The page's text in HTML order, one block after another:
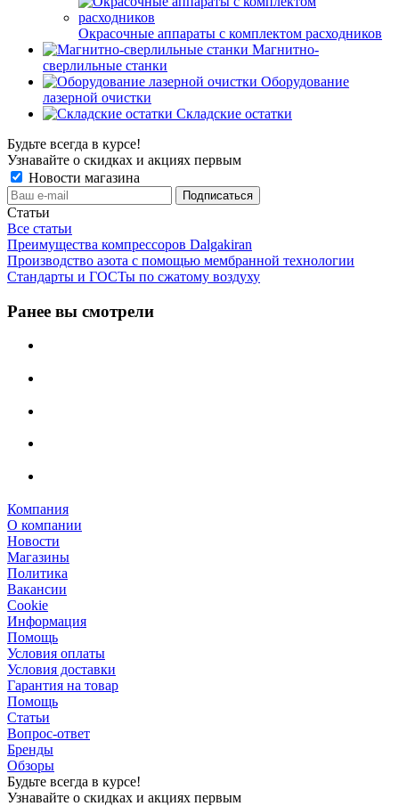
Окрасочные аппараты с комплектом расходников
Магнитно-
сверлильные станки
Оборудование
лазерной очистки
Складские остатки
Будьте всегда в курсе!
Узнавайте о скидках и акциях первым
Новости магазина
Статьи
Все статьи
Преимущества компрессоров Dalgakiran
Производство азота с помощью мембранной технологии
Стандарты и ГОСТы по сжатому воздуху
Ранее вы смотрели
Компания
О компании
Новости
Магазины
Политика
Вакансии
Сookie
Информация
Помощь
Условия оплаты
Условия доставки
Гарантия на товар
Помощь
Статьи
Вопрос-ответ
Бренды
Обзоры
Будьте всегда в курсе!
Узнавайте о скидках и акциях первым